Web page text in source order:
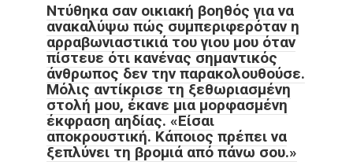
Ντύθηκα σαν οικιακή βοηθός για να
ανακαλύψω πώς συμπεριφερόταν η
αρραβωνιαστικιά του γιου μου όταν
πίστευε ότι κανένας σημαντικός
άνθρωπος δεν την παρακολουθούσε.
Μόλις αντίκρισε τη ξεθωριασμένη
στολή μου, έκανε μια μορφασμένη
έκφραση αηδίας. «Είσαι
αποκρουστική. Κάποιος πρέπει να
ξεπλύνει τη βρομιά από πάνω σου.»